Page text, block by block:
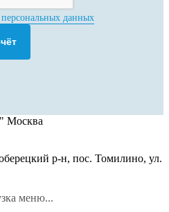
персональных данных
" Москва
р-н, пос. Томилино, ул.
меню...